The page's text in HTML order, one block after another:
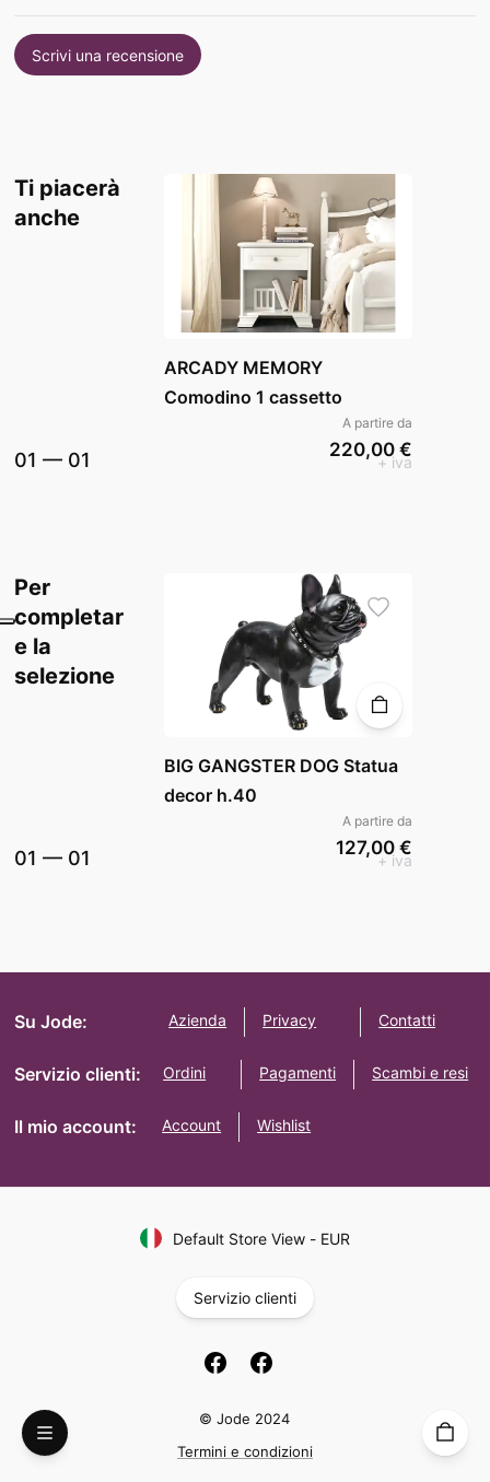
Scrivi una recensione
Ti piacerà
anche
01 — 01
ARCADY MEMORY
Comodino 1 cassetto
A partire da
220,00 €
+ iva
Per
completar
e la
selezione
01 — 01
BIG GANGSTER DOG Statua
decor h.40
A partire da
127,00 €
+ iva
Su Jode: Azienda Privacy Contatti
Servizio clienti: Ordini Pagamenti Scambi e resi
Il mio account: Account Wishlist
Default Store View- EUR
Servizio clienti
© Jode 2024
Termini e condizioni